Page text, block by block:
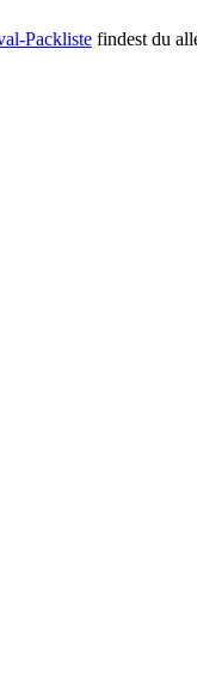
Packliste findest du